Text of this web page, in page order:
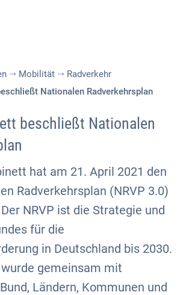
Mobilität
Radverkehr
Nationalen Radverkehrsplan
beschließt Nationalen
hat am 21. April 2021 den
Radverkehrsplan (NRVP 3.0)
NRVP ist die Strategie und
für die
in Deutschland bis 2030.
gemeinsam mit
Ländern, Kommunen und